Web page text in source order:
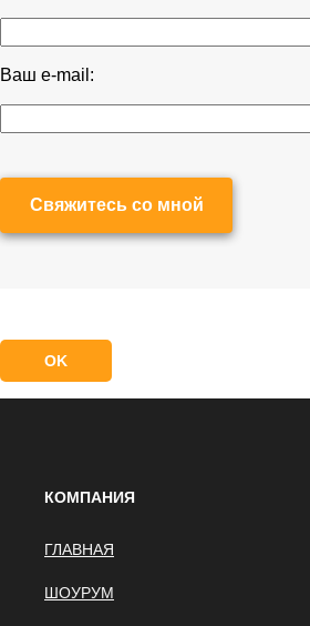
Ваш e-mail:
Свяжитесь со мной
OK
КОМПАНИЯ
ГЛАВНАЯ
ШОУРУМ